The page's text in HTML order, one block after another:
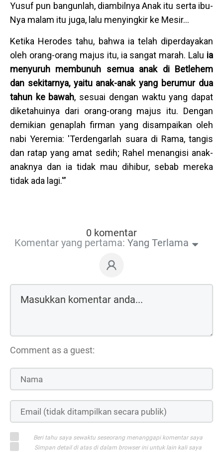
Yusuf pun bangunlah, diambilnya Anak itu serta ibu-
Nya malam itu juga, lalu menyingkir ke Mesir...
Ketika Herodes tahu, bahwa ia telah diperdayakan
oleh orang-orang majus itu, ia sangat marah. Lalu ia
menyuruh membunuh semua anak di Betlehem
dan sekitarnya, yaitu anak-anak yang berumur dua
tahun ke bawah, sesuai dengan waktu yang dapat
diketahuinya dari orang-orang majus itu. Dengan
demikian genaplah firman yang disampaikan oleh
nabi Yeremia: 'Terdengarlah suara di Rama, tangis
dan ratap yang amat sedih; Rahel menangisi anak-
anaknya dan ia tidak mau dihibur, sebab mereka
tidak ada lagi.'”
0 komentar
Komentar yang pertama: Yang Terlama
Comment as a guest:
Beri tahu saya sewaktu seseorang menanggapi komentar saya
Simpan detail di atas di dalam browser ini untuk lain kali saya